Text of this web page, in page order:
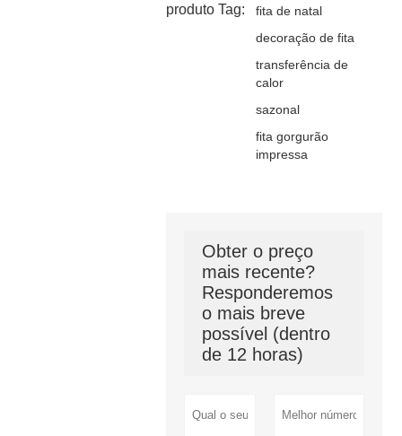
produto Tag:
fita de natal
decoração de fita
transferência de
calor
sazonal
fita gorgurão
impressa
Obter o preço
mais recente?
Responderemos
o mais breve
possível (dentro
de 12 horas)